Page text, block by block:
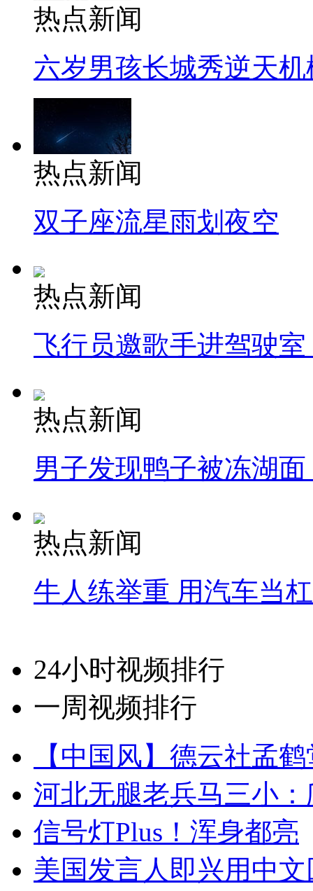
热点新闻
六岁男孩长城秀逆天机
热点新闻
双子座流星雨划夜空
热点新闻
飞行员邀歌手进驾驶
热点新闻
男子发现鸭子被冻湖
热点新闻
牛人练举重 用汽车当
24小时视频排行
一周视频排行
【中国风】德云社孟
河北无腿老兵马三小
信号灯Plus！浑身都亮
美国发言人即兴用中